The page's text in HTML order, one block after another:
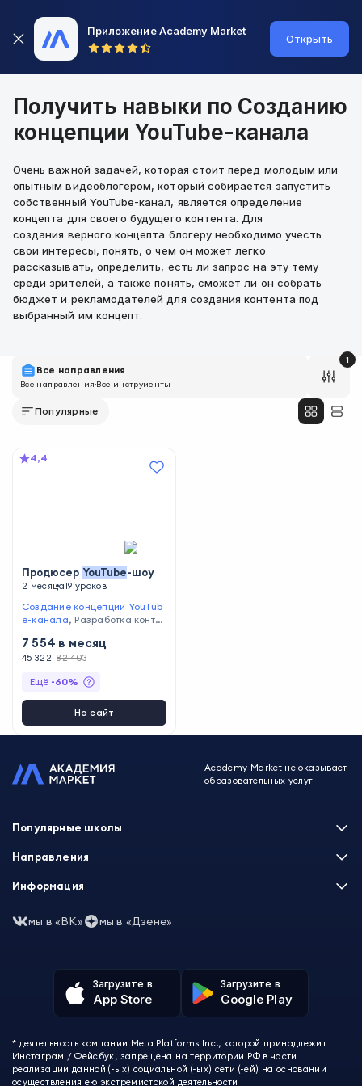
Приложение Academy Market
Открыть
Получить навыки по Созданию
концепции YouTube-канала
Очень важной задачей, которая стоит перед молодым или
опытным видеоблогером, который собирается запустить
собственный YouTube-канал, является определение
концепта для своего будущего контента. Для
создания верного концепта блогеру необходимо учесть
свои интересы, понять, о чем он может легко
рассказывать, определить, есть ли запрос на эту тему
среди зрителей, а также понять, сможет ли он собрать
бюджет и рекламодателей для создания контента под
выбранный им концепт.
Все направления
Все направленияВсе инструменты
1
Популярные
4,4
Продюсер YouTube-шоу
2 месяца19 уроков
Создание концепции YouTub
e-канала, Разработка конте
ента,Координация съёмок
Оптимизация бюджета
7 554 в месяц
45 322 82 403
Ещё -60%
На сайт
Academy Market не оказывает
образовательных услуг
Загрузите в
App Store
Загрузите в
Google Play
* деятельность компании Meta Platforms Inc., которой принадлежит
Инстаграм / Фейсбук, запрещена на территории РФ в части
реализации данной (-ых) социальной (-ых) сети (-ей) на основании
осуществления ею экстремистской деятельности
Популярные школы
Skillbox
XYZ School
Skillfactory
Talentsy
ProductStar
Бруноям
EDPRO
Level One
Направления
Программирование
Маркетинг
Аналитика
Другие профессии
Красота и здоровье
Для детей и подростков
Психология
Информация
Часто задаваемые вопросы
Пользовательское соглашение
Политика обработки данных
Избранные курсы
Акции и скидки
О проекте
Контакты
мы в «ВК» мы в «Дзене»